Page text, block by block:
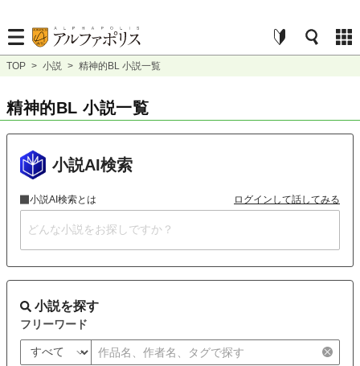
TOP > 小説 > 精神的BL 小説一覧
精神的BL 小説一覧
小説AI検索
小説AI検索とは ログインして話してみる
小説を探す
フリーワード